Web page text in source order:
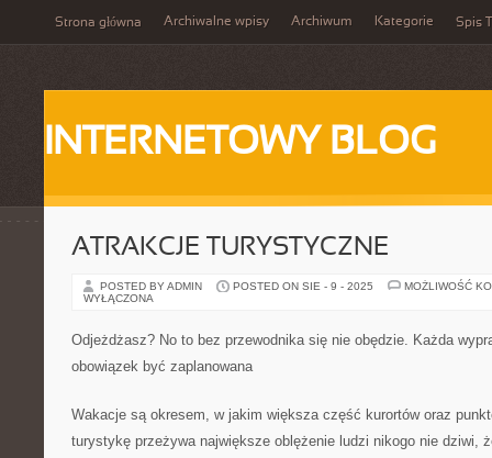
Strona główna Archiwalne wpisy Archiwum Kategorie Spis
INTERNETOWY BLOG
ATRAKCJE TURYSTYCZNE
POSTED BY ADMIN POSTED ON SIE - 9 - 2025
MOŻLIWOŚĆ
WYŁĄCZONA
Odjeżdżasz? No to bez przewodnika się nie obędzie. Każda
obowiązek być zaplanowana
Wakacje są okresem, w jakim większa część kurortów oraz
turystykę przeżywa największe oblężenie ludzi nikogo nie dziwi,